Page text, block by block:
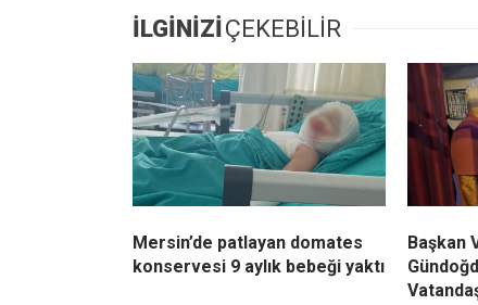
İLGİNİZİ ÇEKEBİLİR
Mersin’de patlayan domates
konservesi 9 aylık bebeği yaktı
Başkan